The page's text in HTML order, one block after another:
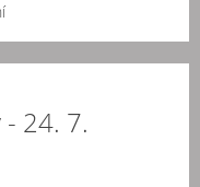
24. 7.